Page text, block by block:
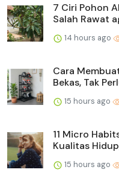
7 Ciri Pohon
Salah Rawat
14 hours ago
Cara
Bekas, Tak
15 hours ago
11 Micro
Kualitas
15 hours ago